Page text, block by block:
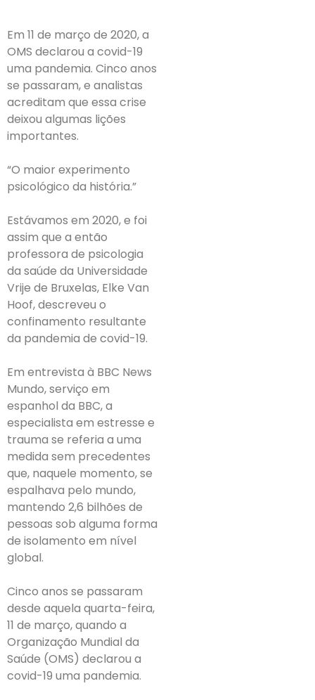
Em 11 de março de 2020, a
OMS declarou a covid-19
uma pandemia. Cinco anos
se passaram, e analistas
acreditam que essa crise
deixou algumas lições
importantes.
“O maior experimento
psicológico da história.”
Estávamos em 2020, e foi
assim que a então
professora de psicologia
da saúde da Universidade
Vrije de Bruxelas, Elke Van
Hoof, descreveu o
confinamento resultante
da pandemia de covid-19.
Em entrevista à BBC News
Mundo, serviço em
espanhol da BBC, a
especialista em estresse e
trauma se referia a uma
medida sem precedentes
que, naquele momento, se
espalhava pelo mundo,
mantendo 2,6 bilhões de
pessoas sob alguma forma
de isolamento em nível
global.
Cinco anos se passaram
desde aquela quarta-feira,
11 de março, quando a
Organização Mundial da
Saúde (OMS) declarou a
covid-19 uma pandemia.